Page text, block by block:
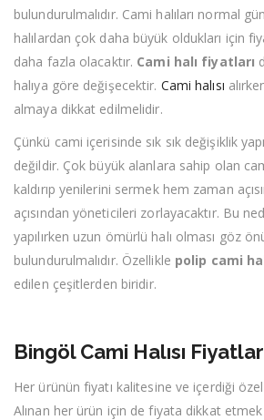
bulundurulmalıdır. Cami halıları normal
halılardan çok daha büyük oldukları için
daha fazla olacaktır. Cami halı fiyatları
halıya göre değişecektir. Cami halısı
almaya dikkat edilmelidir.
Çünkü cami içerisinde sık sık değişiklik
değildir. Çok büyük alanlara sahip olan
kaldırıp yenilerini sermek hem zaman
açısından yöneticileri zorlayacaktır. Bu
yapılırken uzun ömürlü halı olması göz
bulundurulmalıdır. Özellikle polip cami
edilen çeşitlerden biridir.
Bingöl Cami Halısı
Her ürünün fiyatı kalitesine ve içerdiği
Alınan her ürün için de fiyata dikkat etmek